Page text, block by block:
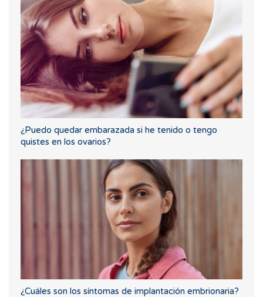
¿Puedo quedar embarazada si he tenido o tengo
quistes en los ovarios?
¿Cuáles son los síntomas de implantación embrionaria?